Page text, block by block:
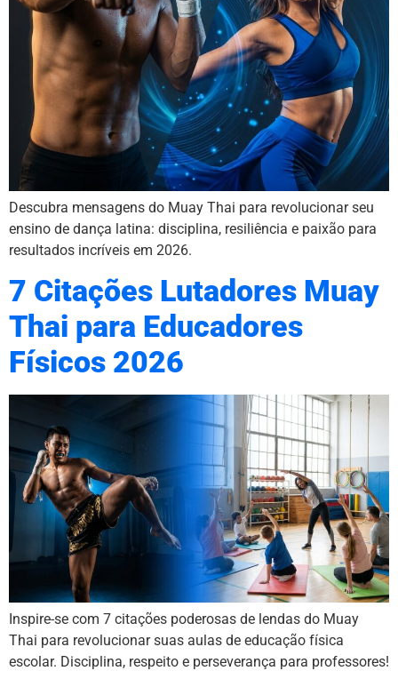
Descubra mensagens do Muay Thai para revolucionar seu
ensino de dança latina: disciplina, resiliência e paixão para
resultados incríveis em 2026.
7 Citações Lutadores Muay
Thai para Educadores
Físicos 2026
Inspire-se com 7 citações poderosas de lendas do Muay
Thai para revolucionar suas aulas de educação física
escolar. Disciplina, respeito e perseverança para professores!